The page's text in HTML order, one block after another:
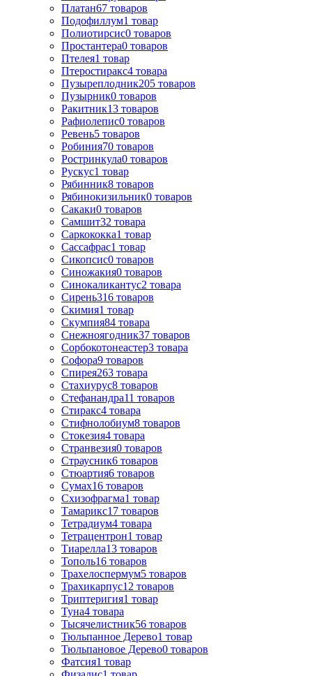
Платан67 товаров
Подофиллум1 товар
Полиотирсис0 товаров
Простантера0 товаров
Птелея1 товар
Птеростиракс4 товара
Пузыреплодник205 товаров
Пузырник0 товаров
Ракитник13 товаров
Рафиолепис0 товаров
Ревень5 товаров
Робиния70 товаров
Ростринкула0 товаров
Рускус1 товар
Рябинник8 товаров
Рябинокизильник0 товаров
Сакаки0 товаров
Самшит32 товара
Саркококка1 товар
Сассафрас1 товар
Сикопсис0 товаров
Синожакия0 товаров
Синокаликантус2 товара
Сирень316 товаров
Скимия1 товар
Скумпия84 товара
Снежноягодник37 товаров
Сорбокотонеастер3 товара
Софора9 товаров
Спирея263 товара
Стахиурус8 товаров
Стефанандра11 товаров
Стиракс4 товара
Стифнолобиум8 товаров
Стокезия4 товара
Странвезия0 товаров
Страусник6 товаров
Стюартия6 товаров
Сумах16 товаров
Схизофрагма1 товар
Тамарикс17 товаров
Тетрадиум4 товара
Тетрацентрон1 товар
Тиарелла13 товаров
Тополь16 товаров
Трахелоспермум5 товаров
Трахикарпус12 товаров
Триптеригия1 товар
Туна4 товара
Тысячелистник56 товаров
Тюльпанное Дерево1 товар
Тюльпановое Дерево0 товаров
Фатсия1 товар